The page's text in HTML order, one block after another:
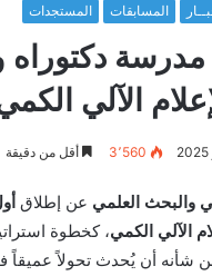
المسابقات المستجدات
دكتوراه
الآلي
3٬560 أقل من دقيقة
والبحث العلمي عن إطلاق
الآلي الكمي، كخطوة
شأنه أن يُحدث تحولاً عميقاً